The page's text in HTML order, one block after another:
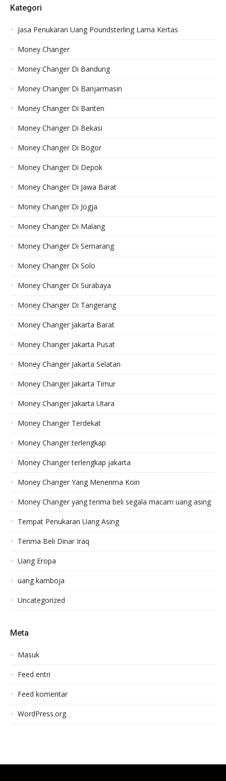
Kategori
Jasa Penukaran Uang Poundsterling Lama Kertas
Money Changer
Money Changer Di Bandung
Money Changer Di Banjarmasin
Money Changer Di Banten
Money Changer Di Bekasi
Money Changer Di Bogor
Money Changer Di Depok
Money Changer Di Jawa Barat
Money Changer Di Jogja
Money Changer Di Malang
Money Changer Di Semarang
Money Changer Di Solo
Money Changer Di Surabaya
Money Changer Di Tangerang
Money Changer Jakarta Barat
Money Changer Jakarta Pusat
Money Changer Jakarta Selatan
Money Changer Jakarta Timur
Money Changer Jakarta Utara
Money Changer Terdekat
Money Changer terlengkap
Money Changer terlengkap jakarta
Money Changer Yang Menerima Koin
Money Changer yang terima beli segala macam uang asing
Tempat Penukaran Uang Asing
Terima Beli Dinar Iraq
Uang Eropa
uang kamboja
Uncategorized
Meta
Masuk
Feed entri
Feed komentar
WordPress.org